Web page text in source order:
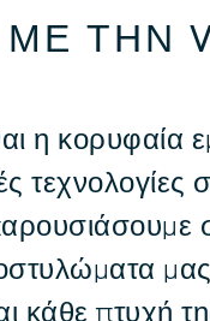
ΤΗΝ
η κορυφαία
κάθε πτυχή